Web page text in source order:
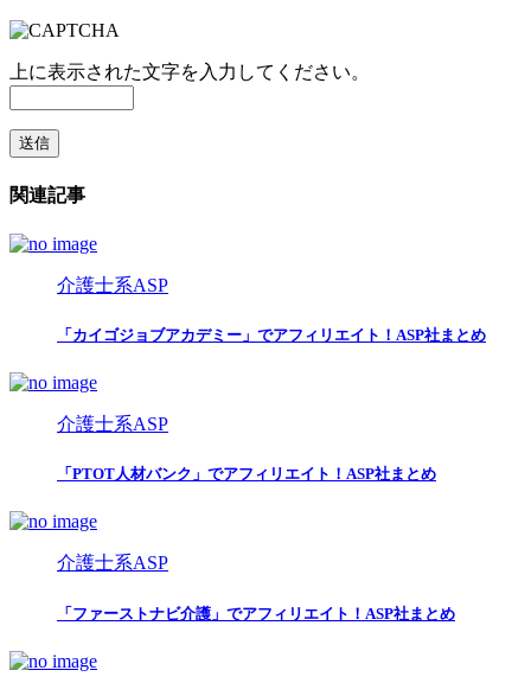
上に表示された文字を入力してください。
関連記事
介護士系ASP
「カイゴジョブアカデミー」でアフィリエイト！ASP社まとめ
介護士系ASP
「PTOT人材バンク」でアフィリエイト！ASP社まとめ
介護士系ASP
「ファーストナビ介護」でアフィリエイト！ASP社まとめ